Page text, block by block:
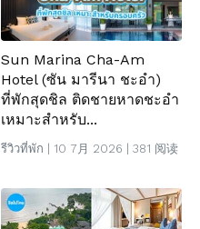
Sun Marina Cha-Am
Hotel (ซัน มารีนา ชะอำ)
ที่พักสุดชิล ติดชายหาดชะอำ
เหมาะสำหรับ...
รีวิวที่พัก | 10 7月 2026 | 381 阅读